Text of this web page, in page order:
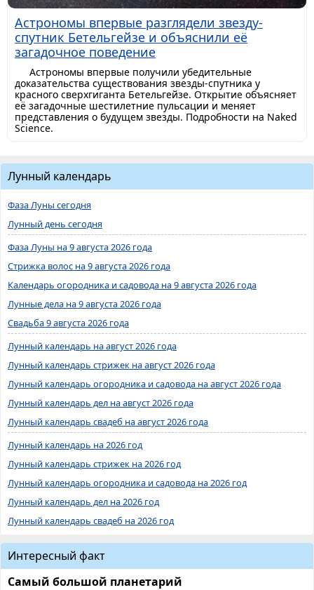
Астрономы впервые разглядели звезду-
спутник Бетельгейзе и объяснили её
загадочное поведение
Астрономы впервые получили убедительные
доказательства существования звезды-спутника у
красного сверхгиганта Бетельгейзе. Открытие объясняет
её загадочные шестилетние пульсации и меняет
представления о будущем звезды. Подробности на Naked
Science.
Лунный календарь
Фаза Луны сегодня
Лунный день сегодня
Фаза Луны на 9 августа 2026 года
Стрижка волос на 9 августа 2026 года
Календарь огородника и садовода на 9 августа 2026 года
Лунные дела на 9 августа 2026 года
Свадьба 9 августа 2026 года
Лунный календарь на август 2026 года
Лунный календарь стрижек на август 2026 года
Лунный календарь огородника и садовода на август 2026 года
Лунный календарь дел на август 2026 года
Лунный календарь свадеб на август 2026 года
Лунный календарь на 2026 год
Лунный календарь стрижек на 2026 год
Лунный календарь огородника и садовода на 2026 год
Лунный календарь дел на 2026 год
Лунный календарь свадеб на 2026 год
Интересный факт
Самый большой планетарий